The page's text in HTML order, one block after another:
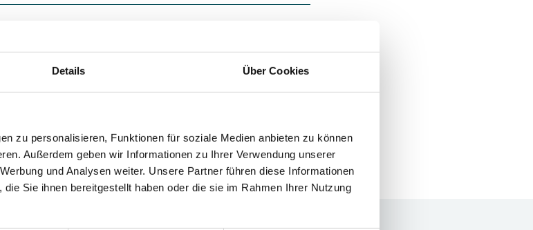
Details Über Cookies
zu personalisieren, Funktionen für soziale Medien anbieten zu können
Außerdem geben wir Informationen zu Ihrer Verwendung unserer
und Analysen weiter. Unsere Partner führen diese Informationen
Sie ihnen bereitgestellt haben oder die sie im Rahmen Ihrer Nutzung
3-pack